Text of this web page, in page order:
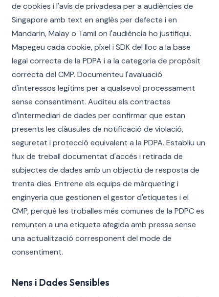
de cookies i l'avís de privadesa per a audiències de
Singapore amb text en anglès per defecte i en
Mandarin, Malay o Tamil on l'audiència ho justifiqui.
Mapegeu cada cookie, píxel i SDK del lloc a la base
legal correcta de la PDPA i a la categoria de propòsit
correcta del CMP. Documenteu l'avaluació
d'interessos legítims per a qualsevol processament
sense consentiment. Auditeu els contractes
d'intermediari de dades per confirmar que estan
presents les clàusules de notificació de violació,
seguretat i protecció equivalent a la PDPA. Establiu un
flux de treball documentat d'accés i retirada de
subjectes de dades amb un objectiu de resposta de
trenta dies. Entrene els equips de màrqueting i
enginyeria que gestionen el gestor d'etiquetes i el
CMP, perquè les troballes més comunes de la PDPC es
remunten a una etiqueta afegida amb pressa sense
una actualització corresponent del mode de
consentiment.
Nens i Dades Sensibles